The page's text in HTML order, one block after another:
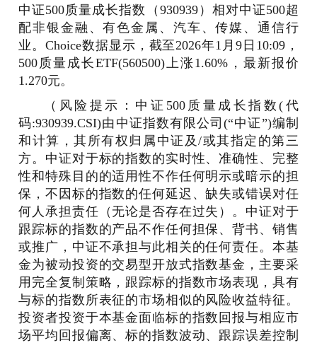
中证500质量成长指数（930939）相对中证500超
配非银金融、有色金属、汽车、传媒、通信行
业。Choice数据显示，截至2026年1月9日10:09，
500质量成长ETF(560500)上涨1.60%，最新报价
1.270元。
（风险提示：中证500质量成长指数(代
码:930939.CSI)由中证指数有限公司(“中证”)编制
和计算，其所有权归属中证及/或其指定的第三
方。中证对于标的指数的实时性、准确性、完整
性和特殊目的的适用性不作任何明示或暗示的担
保，不因标的指数的任何延迟、缺失或错误对任
何人承担责任（无论是否存在过失）。中证对于
跟踪标的指数的产品不作任何担保、背书、销售
或推广，中证不承担与此相关的任何责任。本基
金为被动投资的交易型开放式指数基金，主要采
用完全复制策略，跟踪标的指数市场表现，具有
与标的指数所表征的市场相似的风险收益特征。
投资者投资于本基金面临标的指数回报与相应市
场平均回报偏离、标的指数波动、跟踪误差控制